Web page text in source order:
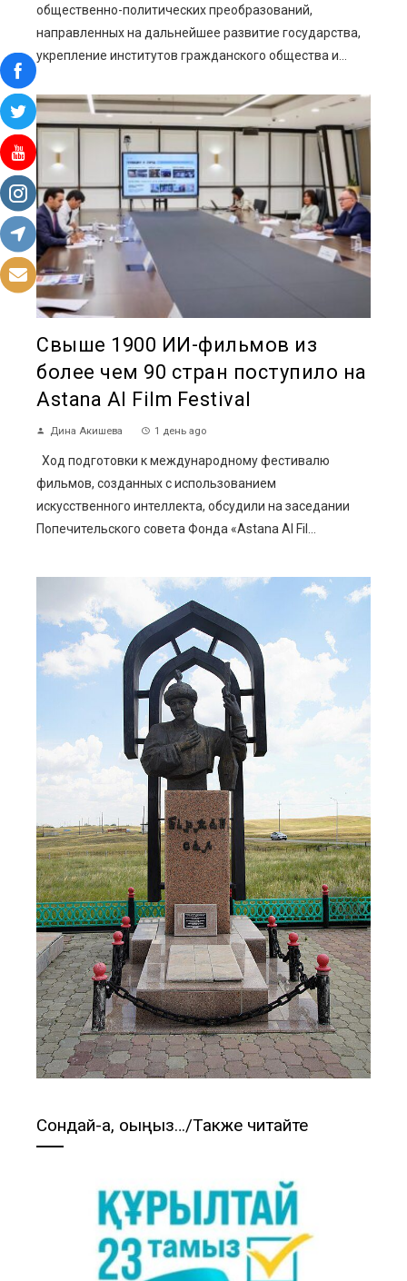
общественно-политических преобразований,
направленных на дальнейшее развитие государства,
укрепление институтов гражданского общества и...
Свыше 1900 ИИ-фильмов из
более чем 90 стран поступило на
Astana AI Film Festival
Дина Акишева 1 день ago
Ход подготовки к международному фестивалю
фильмов, созданных с использованием
искусственного интеллекта, обсудили на заседании
Попечительского совета Фонда «Astana AI Fil...
Сондай-ақ, оқыңыз…/Также читайте